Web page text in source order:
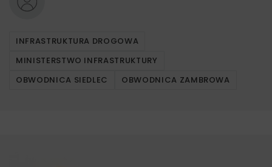
INFRASTRUKTURA DROGOWA
MINISTERSTWO INFRASTRUKTURY
OBWODNICA SIEDLEC
OBWODNICA ZAMBROWA